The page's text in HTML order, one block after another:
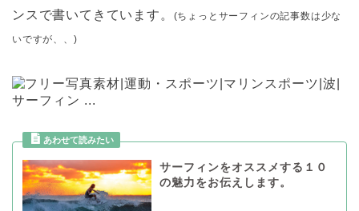
ンスで書いてきています。
(ちょっとサーフィンの記事数は少な
いですが、、)
サーフィンをオススメする１０
の魅力をお伝えします。